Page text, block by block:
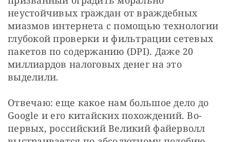
неустойчивых граждан от враждебных
миазмов интернета с помощью технологии
глубокой проверки и фильтрации сетевых
пакетов по содержанию (DPI). Даже 20
миллиардов налоговых денег на это
выделили.
Отвечаю: еще какое нам большое дело до
Google и его китайских похождений. Во-
первых, российский Великий файерволл